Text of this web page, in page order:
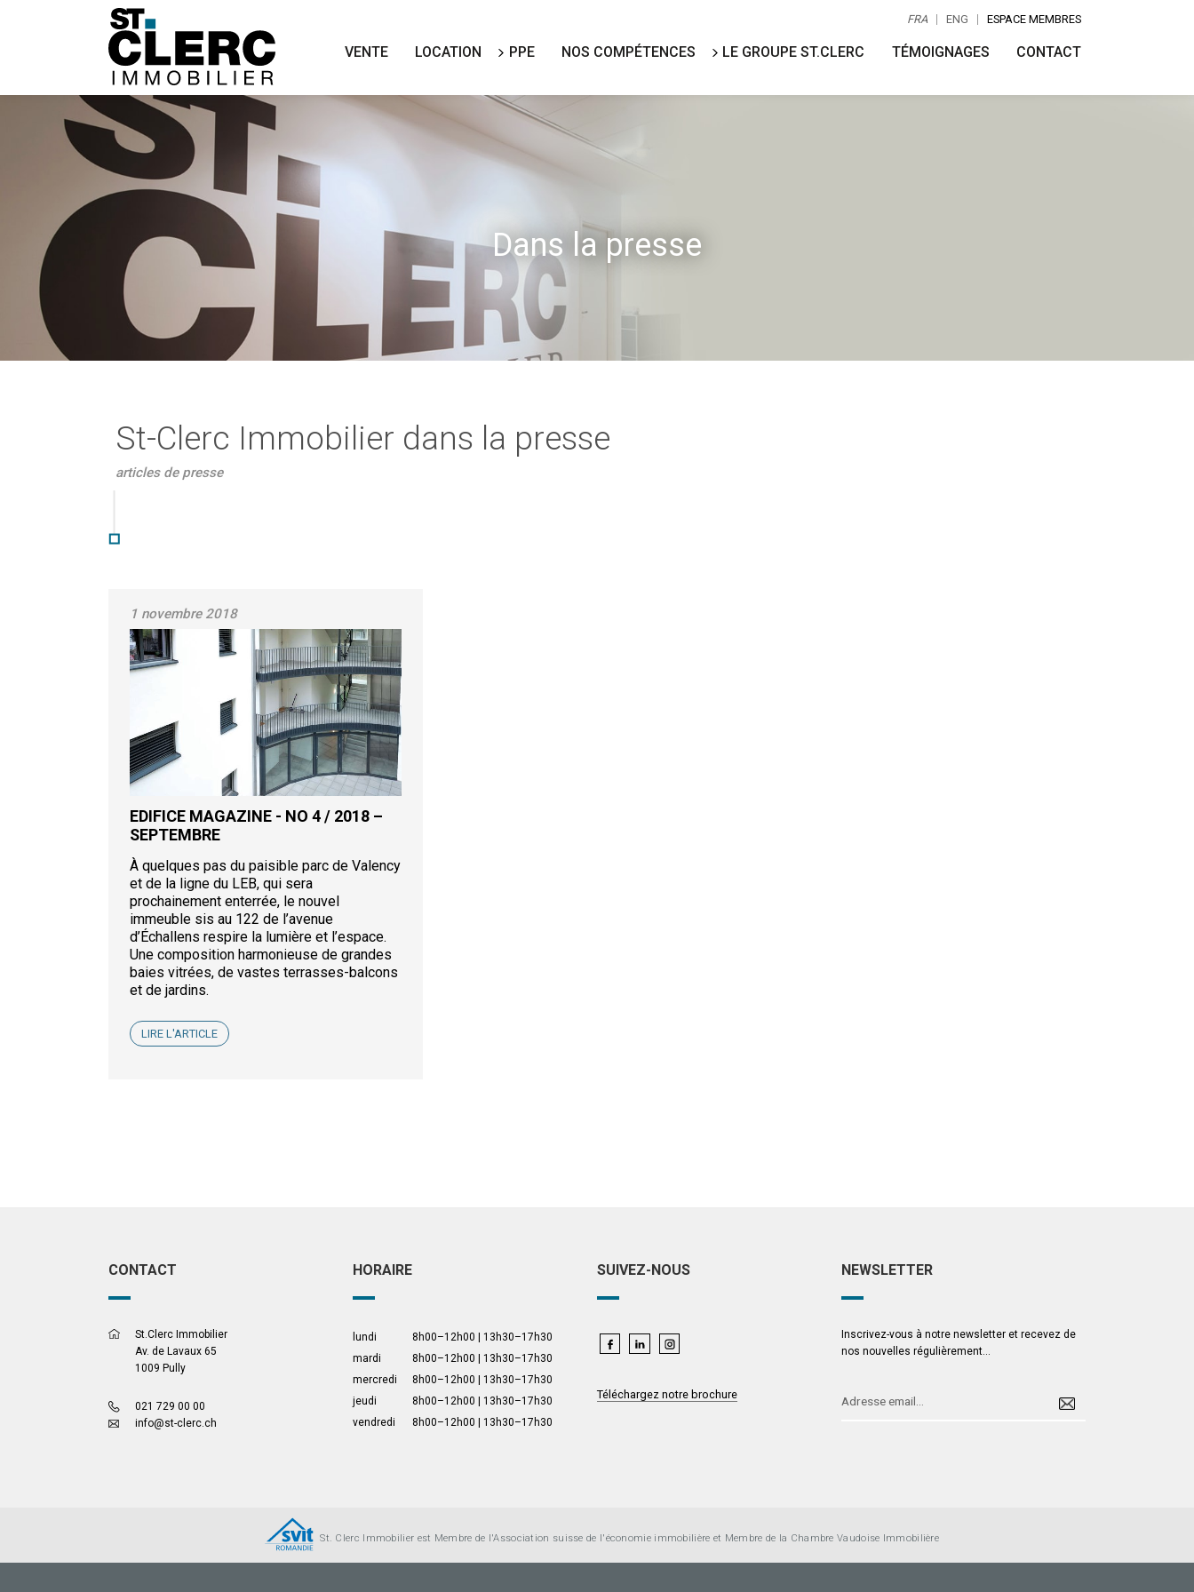
ST.
CLERC
IMMOBILIER
ESPACE MEMBRES
ENG
FRA
VENTE LOCATION PPE NOS COMPÉTENCES LE GROUPE ST.CLERC TÉMOIGNAGES CONTACT
Dans la presse
St-Clerc Immobilier dans la presse
articles de presse
1 novembre 2018
EDIFICE MAGAZINE - NO 4 / 2018 –
SEPTEMBRE
À quelques pas du paisible parc de Valency
et de la ligne du LEB, qui sera
prochainement enterrée, le nouvel
immeuble sis au 122 de l’avenue
d’Échallens respire la lumière et l’espace.
Une composition harmonieuse de grandes
baies vitrées, de vastes terrasses-balcons
et de jardins.
LIRE L'ARTICLE
CONTACT
St.Clerc Immobilier
Av. de Lavaux 65
1009 Pully
021 729 00 00
info@st-clerc.ch
HORAIRE
lundi
8h00–12h00 | 13h30–17h30
mardi
8h00–12h00 | 13h30–17h30
mercredi
8h00–12h00 | 13h30–17h30
jeudi
8h00–12h00 | 13h30–17h30
vendredi
8h00–12h00 | 13h30–17h30
SUIVEZ-NOUS
Téléchargez notre brochure
NEWSLETTER
Inscrivez-vous à notre newsletter et recevez de
nos nouvelles régulièrement...
St. Clerc Immobilier est Membre de l'Association suisse de l'économie immobilière et Membre de la Chambre Vaudoise Immobilière